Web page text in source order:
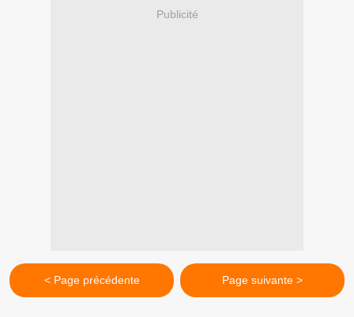
Publicité
< Page précédente Page suivante >